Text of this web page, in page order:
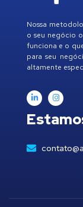
Nossa
o seu negócio
funciona e o
para seu
altamente